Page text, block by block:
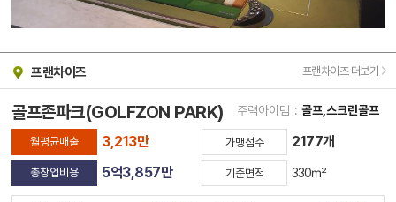
프랜차이즈 프랜차이즈 더보기
골프존파크(GOLFZON PARK) 주력아이템 : 골프,스크린골프
월평균매출 3,213만 가맹점수 2177개
총창업비용 5억3,857만 기준면적 330㎡